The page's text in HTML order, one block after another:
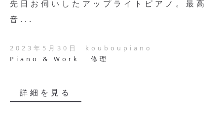
先日お伺いしたアップライトピアノ。最高
音...
2023年5月30日
kouboupiano
Piano & Work
修理
詳細を見る